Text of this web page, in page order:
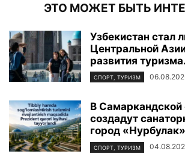
ЭТО МОЖЕТ БЫТЬ
Узбекистан стал
Центральной
развития
СПОРТ, ТУРИЗМ
В Самаркандской
создадут
город «Нурбулак»
СПОРТ, ТУРИЗМ